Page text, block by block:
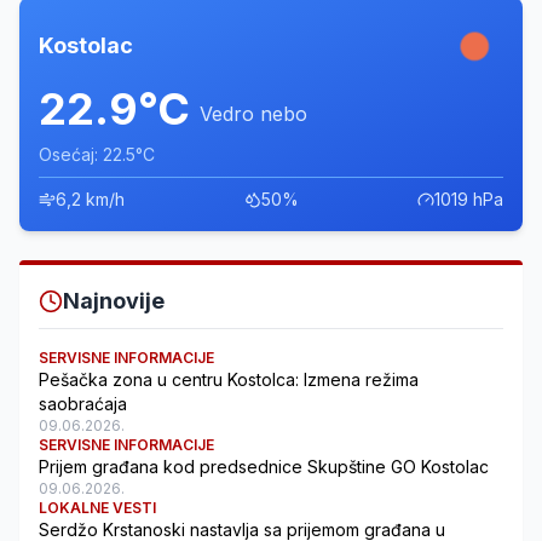
Kostolac
22.9°C Vedro nebo
Osećaj: 22.5°C
6,2 km/h 50% 1019 hPa
Najnovije
SERVISNE INFORMACIJE
Pešačka zona u centru Kostolca: Izmena režima
saobraćaja
09.06.2026.
SERVISNE INFORMACIJE
Prijem građana kod predsednice Skupštine GO Kostolac
09.06.2026.
LOKALNE VESTI
Serdžo Krstanoski nastavlja sa prijemom građana u